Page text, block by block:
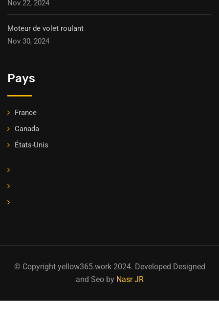
Nov 22, 2024
Moteur de volet roulant
Nov 30, 2024
Pays
France
Canada
États-Unis
© Copyright yellow365.work 2024. Developed Designed
and Seo by Nasr JR